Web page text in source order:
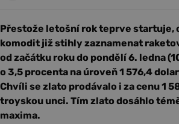
Přestože letošní rok teprve startuje,
komodit již stihly zaznamenat
od začátku roku do pondělí 6. ledna
o 3,5 procenta na úroveň 1 576,4
Chvíli se zlato prodávalo i za cenu 1
troyskou unci. Tím zlato dosáhlo
maxima.